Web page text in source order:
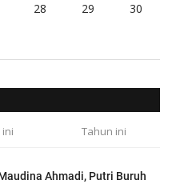
28 29 30
ini Tahun ini
Ahmadi, Putri Buruh